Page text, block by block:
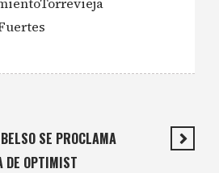
SE PROCLAMA
DE OPTIMIST